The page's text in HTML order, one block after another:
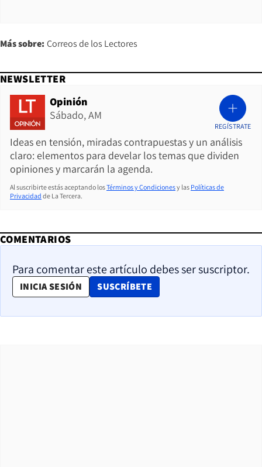
Más sobre: Correos de los Lectores
NEWSLETTER
Opinión
Sábado, AM
Ideas en tensión, miradas contrapuestas y un análisis
claro: elementos para develar los temas que dividen
opiniones y marcarán la agenda.
REGÍSTRATE
Al suscribirte estás aceptando losTérminos y Condicionesy las Políticas de
Privacidad de La Tercera.
COMENTARIOS
Para comentar este artículo debes ser suscriptor.
INICIA SESIÓN SUSCRÍBETE
OPENS IN NEW WINDOW